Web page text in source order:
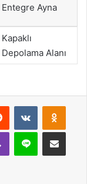
Entegre Ayna
Kapaklı
Depolama Alanı
Reddit VKontakte
Viber Line E-Posta ile